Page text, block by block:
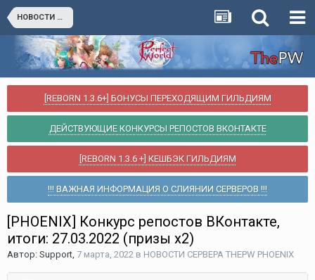
НОВОСТИ СЕРВЕРА THEPW PHOENIX
[REBORN 1.3.6+] БОНУСЫ ПЕРЕХОДЯЩИМ ГИЛЬДИЯМ
ДЕЙСТВУЮЩИЕ КОНКУРСЫ РЕПОСТОВ ВКОНТАКТЕ
[REBORN 1.3.6 +] КЕШБЭК ГИЛЬДИЯМ
!!! ВАЖНАЯ ИНФОРМАЦИЯ О СЛИЯНИИ СЕРВЕРОВ !!!
[PHOENIX] Конкурс репостов ВКонтакте,
итоги: 27.03.2022 (призы x2)
Автор: Support, 7 марта, 2022 в НОВОСТИ СЕРВЕРА THEPW PHOENIX